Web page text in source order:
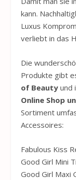
kann.
Luxus
verliebt in das
Die
Produkte gibt
of Beauty und
Online Shop
Sortiment
Accessoires:
Fabulous Kiss
Good Girl Mini
Good Girl Maxi